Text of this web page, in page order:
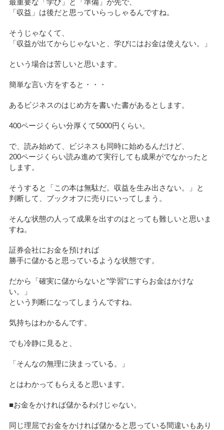
最重要な「学び」と「準備」が先で、
「収益」は後だと思っていらっしゃるんですね。
そうじゃなくて、
「収益が出てからじゃないと、学びにはお金は使えない。」
という場合は苦しいと思います。
簡単な言い方をすると・・・
あるビジネスのはじめ方を書いた書があるとします。
400ページくらい分厚くて5000円くらい。
で、読み始めて、ビジネスも同時に始めるんだけど、
200ページくらい読み進めて実行しても成果がでなかったと
します。
そうすると「この本は無駄だ。収益を生み出さない。」と
判断して、ブックオフに売りにいってしまう。
そんな状態の人って成果を出すのはとっても難しいと思いま
すね。
証券会社にお金を預ければ
勝手に儲かると思っているような状態です。
だから「確実に儲からないと”学習”にすらお金はかけな
い。」
という判断になってしまうんですね。
気持ちはわかるんです。
でも冷静に見ると、
「そんなの無理に決まっている。」
とはわかってもらえると思います。
■お金をかければ儲かるわけじゃない。
同じ理屈でお金をかければ儲かると思っている間違いもあり